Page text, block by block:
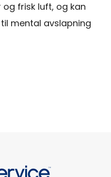
frisk luft, og kan
mental avslapning